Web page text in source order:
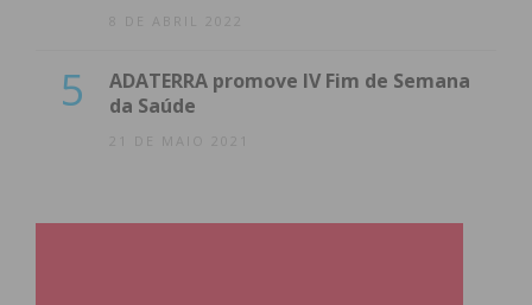
8 DE ABRIL 2022
5
ADATERRA promove IV Fim de Semana
da Saúde
21 DE MAIO 2021